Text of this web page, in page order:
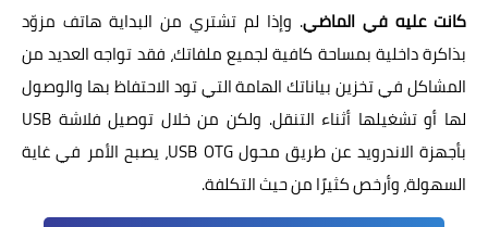
كانت عليه في الماضي. وإذا لم تشتري من البداية هاتف مزوّد
بذاكرة داخلية بمساحة كافية لجميع ملفاتك، فقد تواجه العديد من
المشاكل في تخزين بياناتك الهامة التي تود الاحتفاظ بها والوصول
لها أو تشغيلها أثناء التنقل. ولكن من خلال توصيل فلاشة USB
بأجهزة الاندرويد عن طريق محول USB OTG، يصبح الأمر في غاية
السهولة، وأرخص كثيرًا من حيث التكلفة.